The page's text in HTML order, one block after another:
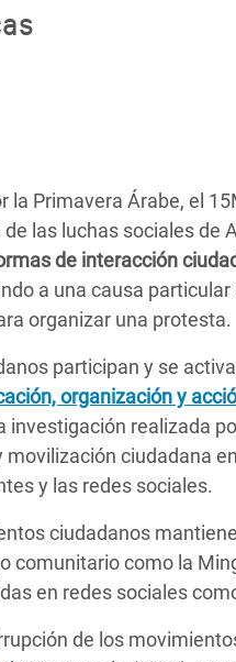
Rohingya Refugee
in Yemen
Crisis in South Sudan
Primavera Árabe, el
las luchas sociales de
de interacción
a una causa
organizar una protesta.
participan y se
organización y
investigación realizada
ciudadana
y las redes sociales.
ciudadanos
comunitario como la
en redes sociales
de los